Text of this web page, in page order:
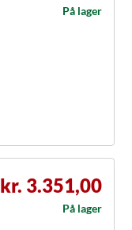
På lager
kr. 3.351,00
På lager